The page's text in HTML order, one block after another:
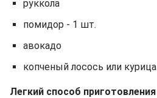
руккола
помидор - 1 шт.
авокадо
копченый лосось или курица
Легкий способ приготовления